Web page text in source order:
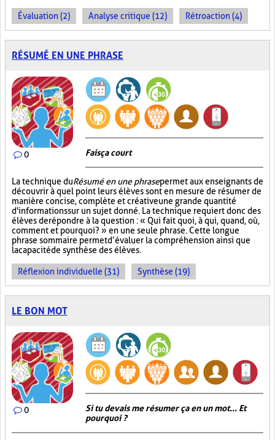
Évaluation (2) Analyse critique (12) Rétroaction (4)
RÉSUMÉ EN UNE PHRASE
0 Fais ça court
La technique duRésumé en une phrasepermet aux enseignants de
découvrir à quel point leurs élèves sont en mesure de résumer de
manière concise, complète et créative une grande quantité
d'informations sur un sujet donné. La technique requiert donc des
élèves de répondre à la question : « Qui fait quoi, à qui, quand, où,
comment et pourquoi? » en une seule phrase. Cette longue
phrase sommaire permet d’évaluer la compréhension ainsi que
la capacité de synthèse des élèves.
Réflexion individuelle (31) Synthèse (19)
LE BON MOT
0
Si tu devais me résumer ça en un mot... Et
pourquoi ?